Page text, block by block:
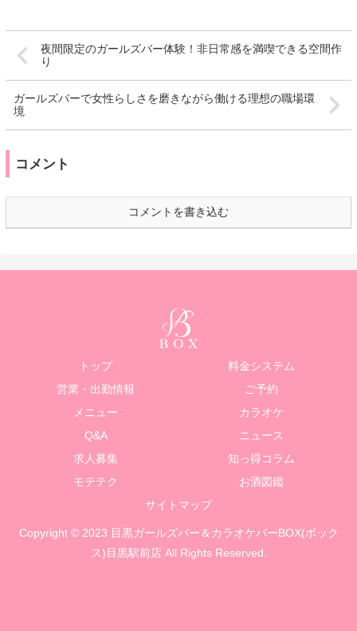
夜間限定のガールズバー体験！非日常感を満喫できる空間作
り
ガールズバーで女性らしさを磨きながら働ける理想の職場環
境
コメント
コメントを書き込む
トップ
料金システム
営業・出勤情報
ご予約
メニュー
カラオケ
Q&A
ニュース
求人募集
知っ得コラム
モテテク
お酒図鑑
サイトマップ
Copyright © 2023 目黒ガールズバー＆カラオケバーBOX(ボック
ス)目黒駅前店 All Rights Reserved.